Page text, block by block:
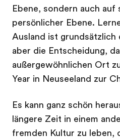
Ebene, sondern auch auf
persönlicher Ebene.
Ausland ist grundsätzlich
aber die Entscheidung,
außergewöhnlichen Ort
Year in Neuseeland zur
Es kann ganz schön
längere Zeit in einem
fremden Kultur zu leben,